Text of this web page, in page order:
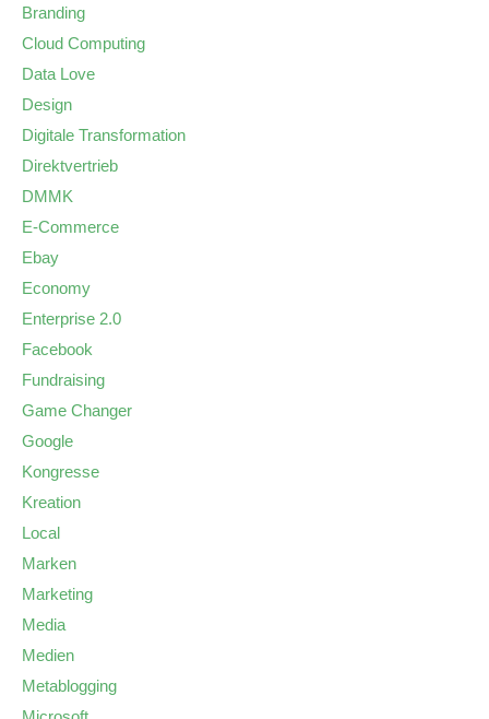
Branding
Cloud Computing
Data Love
Design
Digitale Transformation
Direktvertrieb
DMMK
E-Commerce
Ebay
Economy
Enterprise 2.0
Facebook
Fundraising
Game Changer
Google
Kongresse
Kreation
Local
Marken
Marketing
Media
Medien
Metablogging